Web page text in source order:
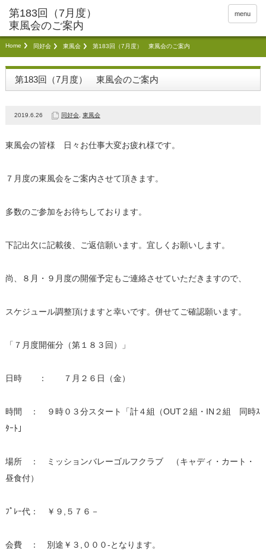
menu
Home 同好会 東風会 第183回（7月度） 東風会のご案内
第183回（7月度） 東風会のご案内
2019.6.26 同好会, 東風会
東風会の皆様 日々お仕事大変お疲れ様です。
７月度の東風会をご案内させて頂きます。
多数のご参加をお待ちしております。
下記出欠に記載後、ご返信願います。宜しくお願いします。
尚、８月・９月度の開催予定もご連絡させていただきますので、
スケジュール調整頂けますと幸いです。併せてご確認願います。
「７月度開催分（第１８３回）」
日時 ： ７月２６日（金）
時間 ： ９時０３分スタート「計４組（OUT２組・IN２組 同時ｽ
ﾀｰﾄ」
場所 ： ミッションバレーゴルフクラブ （キャディ・カート・
昼食付）
ﾌﾟﾚｰ代： ￥９,５７６－
会費 ： 別途￥３,０００-となります。